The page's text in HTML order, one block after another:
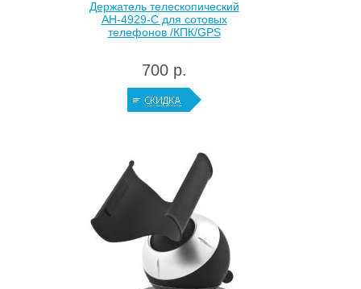
Держатель телескопический
AH-4929-C для сотовых
телефонов /КПК/GPS
700 р.